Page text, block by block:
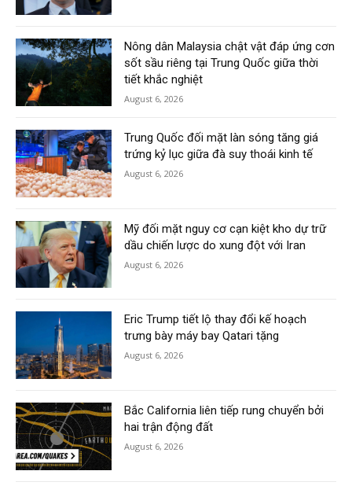
Nông dân Malaysia chật vật đáp ứng cơn
sốt sầu riêng tại Trung Quốc giữa thời
tiết khắc nghiệt
August 6, 2026
Trung Quốc đối mặt làn sóng tăng giá
trứng kỷ lục giữa đà suy thoái kinh tế
August 6, 2026
Mỹ đối mặt nguy cơ cạn kiệt kho dự trữ
dầu chiến lược do xung đột với Iran
August 6, 2026
Eric Trump tiết lộ thay đổi kế hoạch
trưng bày máy bay Qatari tặng
August 6, 2026
Bắc California liên tiếp rung chuyển bởi
hai trận động đất
August 6, 2026